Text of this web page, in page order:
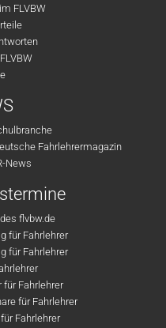
FLVBW
Fahrlehrermagazin
News
flvbw.de
für Fahrlehrer
für Fahrlehrer
für Fahrlehrer
für Fahrlehrer
Fahrlehrer